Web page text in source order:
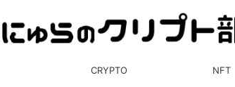
CRYPTO NFT